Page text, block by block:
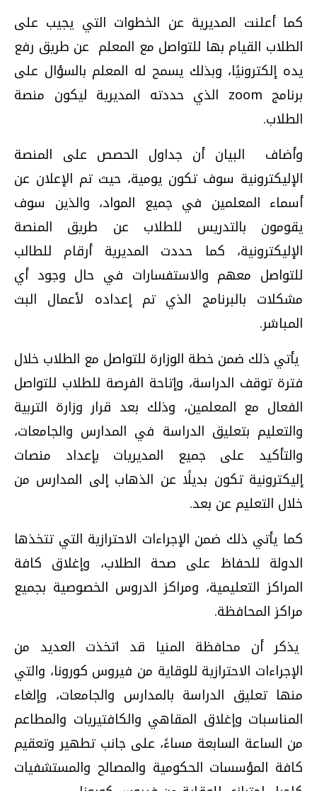
كما أعلنت المديرية عن الخطوات التي يجيب على
الطلاب القيام بها للتواصل مع المعلم عن طريق رفع
يده إلكترونيًا، وبذلك يسمح له المعلم بالسؤال على
برنامج zoom الذي حددته المديرية ليكون منصة
الطلاب.
وأضاف البيان أن جداول الحصص على المنصة
الإليكترونية سوف تكون يومية، حيث تم الإعلان عن
أسماء المعلمين في جميع المواد، والذين سوف
يقومون بالتدريس للطلاب عن طريق المنصة
الإليكترونية، كما حددت المديرية أرقام للطالب
للتواصل معهم والاستفسارات في حال وجود أي
مشكلات بالبرنامج الذي تم إعداده لأعمال البث
المباشر.
يأتي ذلك ضمن خطة الوزارة للتواصل مع الطلاب خلال
فترة توقف الدراسة، وإتاحة الفرصة للطلاب للتواصل
الفعال مع المعلمين، وذلك بعد قرار وزارة التربية
والتعليم بتعليق الدراسة في المدارس والجامعات،
والتأكيد على جميع المديريات بإعداد منصات
إليكترونية تكون بديلًا عن الذهاب إلى المدارس من
خلال التعليم عن بعد.
كما يأتي ذلك ضمن الإجراءات الاحترازية التي تتخذها
الدولة للحفاظ على صحة الطلاب، وإغلاق كافة
المراكز التعليمية، ومراكز الدروس الخصوصية بجميع
مراكز المحافظة.
يذكر أن محافظة المنيا قد اتخذت العديد من
الإجراءات الاحترازية للوقاية من فيروس كورونا، والتي
منها تعليق الدراسة بالمدارس والجامعات، وإلغاء
المناسبات وإغلاق المقاهي والكافتيريات والمطاعم
من الساعة السابعة مساءً، على جانب تطهير وتعقيم
كافة المؤسسات الحكومية والمصالح والمستشفيات